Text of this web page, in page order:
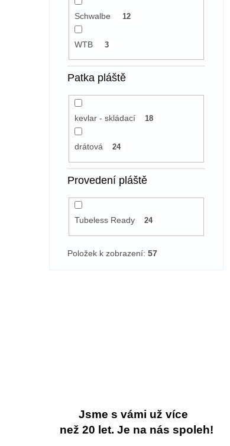
Schwalbe 12
WTB 3
Patka pláště
kevlar - skládací 18
drátová 24
Provedení pláště
Tubeless Ready 24
Položek k zobrazení: 57
Jsme s vámi už více
než 20 let. Je na nás spoleh!